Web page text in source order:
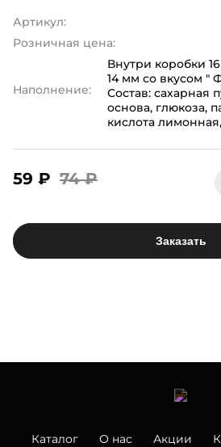
Артикул:
Розничная цена:
Наполнение:
Внутри коробки
14 мм со вкусом "
Состав: сахарная
основа, глюкоза,
кислота
59 ₽ 74 ₽
Заказать
Каталог О нас Акции